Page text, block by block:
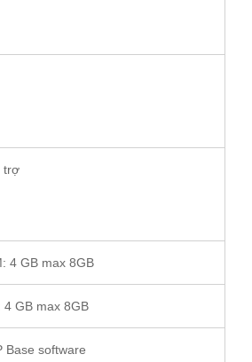
trợ
4 GB max 8GB
4 GB max 8GB
Base software